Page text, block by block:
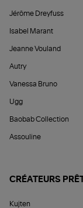
Jérôme Dreyfuss
Isabel Marant
Jeanne Vouland
Autry
Vanessa Bruno
Ugg
Baobab Collection
Assouline
CRÉATEURS
Kujten